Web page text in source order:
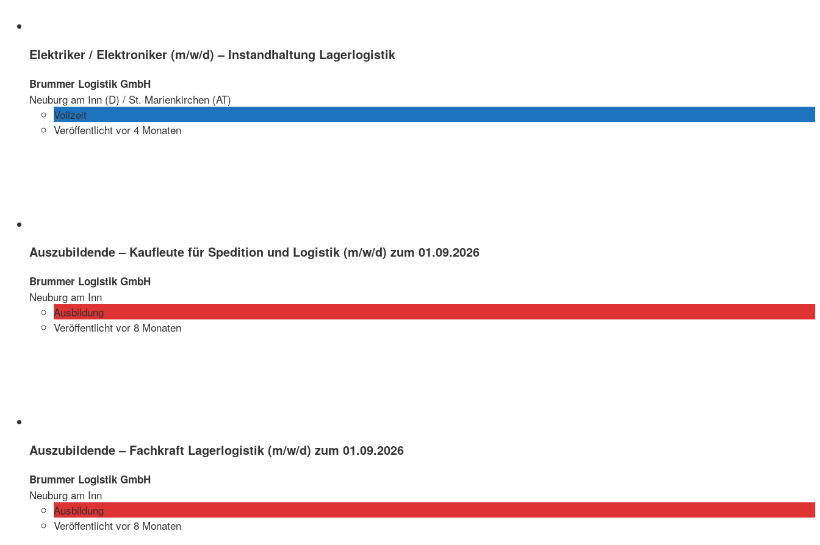
Elektriker / Elektroniker (m/w/d) – Instandhaltung Lagerlogistik
Brummer Logistik GmbH
Neuburg am Inn (D) / St. Marienkirchen (AT)
Vollzeit
Veröffentlicht vor 4 Monaten
Auszubildende – Kaufleute für Spedition und Logistik (m/w/d) zum 01.09.2026
Brummer Logistik GmbH
Neuburg am Inn
Ausbildung
Veröffentlicht vor 8 Monaten
Auszubildende – Fachkraft Lagerlogistik (m/w/d) zum 01.09.2026
Brummer Logistik GmbH
Neuburg am Inn
Ausbildung
Veröffentlicht vor 8 Monaten